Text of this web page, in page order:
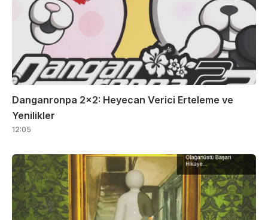
Danganronpa 2×2: Heyecan Verici Erteleme ve
Yenilikler
12:05